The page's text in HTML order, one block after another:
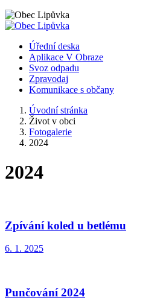
Úřední deska
Aplikace V Obraze
Svoz odpadu
Zpravodaj
Komunikace s občany
Úvodní stránka
Život v obci
Fotogalerie
2024
2024
Zpívání koled u betlému
6. 1. 2025
Punčování 2024